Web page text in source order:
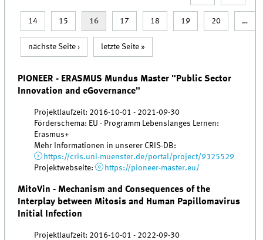
14 15 16 17 18 19 20 …
nächste Seite › letzte Seite »
PIONEER - ERASMUS Mundus Master "Public Sector
Innovation and eGovernance"
Projektlaufzeit: 2016-10-01 - 2021-09-30
Förderschema: EU - Programm Lebenslanges Lernen:
Erasmus+
Mehr Informationen in unserer CRIS-DB:
https://cris.uni-muenster.de/portal/project/9325529
Projektwebseite:
https://pioneer-master.eu/
MitoVin - Mechanism and Consequences of the
Interplay between Mitosis and Human Papillomavirus
Initial Infection
Projektlaufzeit: 2016-10-01 - 2022-09-30